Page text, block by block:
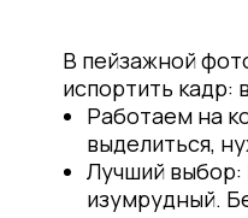
В пейзажной
испортить кадр:
Работаем на
выделиться,
Лучший выбор:
изумрудный.